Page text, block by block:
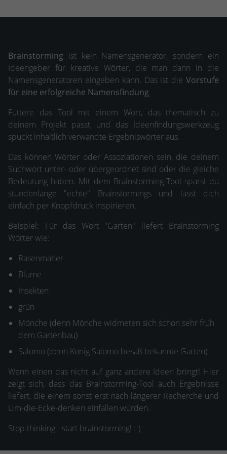
Brainstorming ist kein Namensgenerator, sondern ein
Ideengeber für kreative Wörter, die man dann in die
Namensgeneratoren eingeben kann. Das ist die Vorstufe
für eine erfolgreiche Namensfindung.
Füttere das Tool mit einem Wort, das thematisch zu
deinem Projekt passt, und das Ideenfindungswerkzeug
spuckt inhaltlich verwandte Ergebniswörter aus.
Das können Wörter oder Assoziationen sein, die deinem
Suchwort unter- oder übergeordnet sind oder die gleiche
Bedeutung haben. Mit dem Brainstorming-Tool sparst du
stundenlange "echte" Brainstormings und lässt dich
einfach per Knopfdruck inspirieren.
Beispiel: Für das Wort "Garten" liefert Brainstorming
Wörter wie:
Rasenmäher
Blume
Insekten
grün
Mönche (denn Mönche widmeten sich schon sehr früh
dem Gartenbau)
Salomo (denn König Salomo besaß bekannte Gärten)
Wenn einen das nicht auf ganz andere Ideen bringt! Hier
zeigt sich, dass das Brainstorming-Tool auch Ergebnisse
liefert, die einem sonst erst nach längerer Recherche und
Um-die-Ecke-denken einfallen würden.
Stop thinking - start brainstorming! :-)